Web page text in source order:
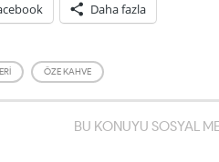
Daha fazla
ÖZE KAHVE
BU KONUYU SOSYAL